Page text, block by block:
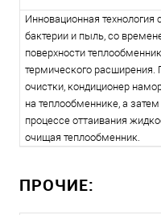
Инновационная
бактерии и пыль, со
поверхности
термического расширения.
очистки, кондиционер
на теплообменнике, а
процессе оттаивания
очищая теплообменник.
ПРОЧИЕ: